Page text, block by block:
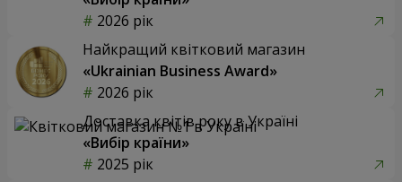
2026 рік
Найкращий квітковий магазин
«Ukrainian Business Award»
2026 рік
Доставка квітів року в Україні
«Вибір країни»
2025 рік